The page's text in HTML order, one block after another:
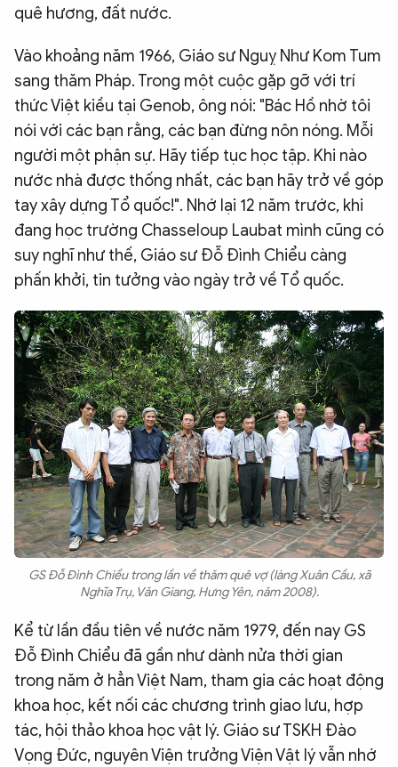
quê hương, đất nước.
Vào khoảng năm 1966, Giáo sư Nguỵ Như Kom Tum
sang thăm Pháp. Trong một cuộc gặp gỡ với trí
thức Việt kiều tại Genob, ông nói: "Bác Hồ nhờ tôi
nói với các bạn rằng, các bạn đừng nôn nóng. Mỗi
người một phận sự. Hãy tiếp tục học tập. Khi nào
nước nhà được thống nhất, các bạn hãy trở về góp
tay xây dựng Tổ quốc!". Nhớ lại 12 năm trước, khi
đang học trường Chasseloup Laubat mình cũng có
suy nghĩ như thế, Giáo sư Đỗ Đình Chiểu càng
phấn khởi, tin tưởng vào ngày trở về Tổ quốc.
GS Đỗ Đình Chiểu trong lần về thăm quê vợ (làng Xuân Cầu, xã
Nghĩa Trụ, Văn Giang, Hưng Yên, năm 2008).
Kể từ lần đầu tiên về nước năm 1979, đến nay GS
Đỗ Đình Chiểu đã gần như dành nửa thời gian
trong năm ở hẳn Việt Nam, tham gia các hoạt động
khoa học, kết nối các chương trình giao lưu, hợp
tác, hội thảo khoa học vật lý. Giáo sư TSKH Đào
Vọng Đức, nguyên Viện trưởng Viện Vật lý vẫn nhớ